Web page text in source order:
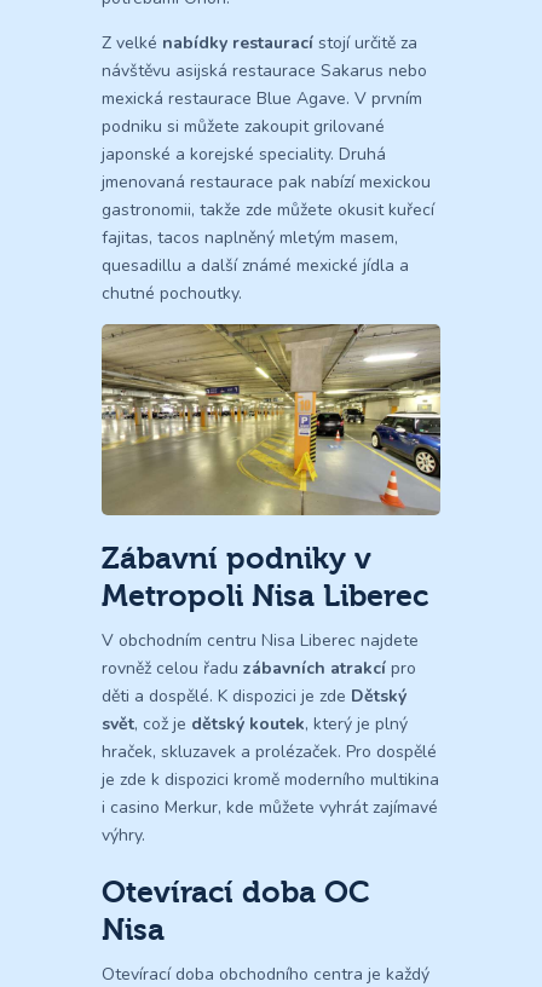
Z velké nabídky restaurací stojí určitě za
návštěvu asijská restaurace Sakarus nebo
mexická restaurace Blue Agave. V prvním
podniku si můžete zakoupit grilované
japonské a korejské speciality. Druhá
jmenovaná restaurace pak nabízí mexickou
gastronomii, takže zde můžete okusit kuřecí
fajitas, tacos naplněný mletým masem,
quesadillu a další známé mexické jídla a
chutné pochoutky.
Zábavní podniky v
Metropoli Nisa Liberec
V obchodním centru Nisa Liberec najdete
rovněž celou řadu zábavních atrakcí pro
děti a dospělé. K dispozici je zde Dětský
svět, což je dětský koutek, který je plný
hraček, skluzavek a prolézaček. Pro dospělé
je zde k dispozici kromě moderního multikina
i casino Merkur, kde můžete vyhrát zajímavé
výhry.
Otevírací doba OC
Nisa
Otevírací doba obchodního centra je každý